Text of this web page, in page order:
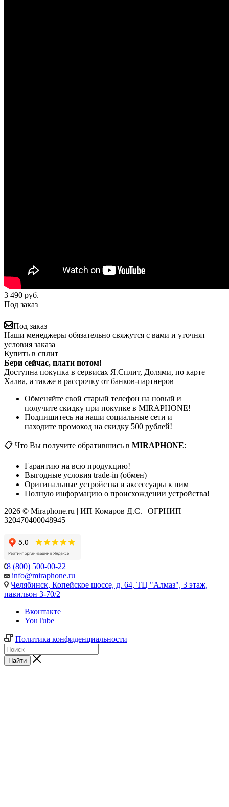
3 490 руб.
Под заказ
Под заказ
Наши менеджеры обязательно свяжутся с вами и уточнят
условия заказа
Купить в сплит
Бери сейчас, плати потом!
Доступна покупка в сервисах Я.Сплит, Долями, по карте
Халва, а также в рассрочку от банков-партнеров
Обменяйте свой старый телефон на новый и
получите скидку при покупке в MIRAPHONE!
Подпишитесь на наши социальные сети и
находите промокод на скидку 500 рублей!
📋 Что Вы получите обратившись в MIRAPHONE:
Гарантию на всю продукцию!
Выгодные условия trade-in (обмен)
Оригинальные устройства и аксессуары к ним
Полную информацию о происхождении устройства!
2026 © Miraphone.ru | ИП Комаров Д.С. | ОГРНИП
320470400048945
8 (800) 500-00-22
info@miraphone.ru
Челябинск, Копейское шоссе, д. 64, ТЦ "Алмаз", 3 этаж,
павильон 3-70/2
Вконтакте
YouTube
Политика конфиденциальности
Найти